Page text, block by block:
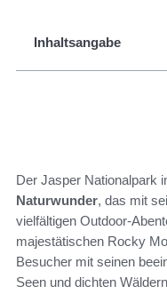
Inhaltsangabe
Der Jasper Nationalpark
Naturwunder, das mit
vielfältigen Outdoor-
majestätischen Rocky
Besucher mit seinen
Seen und dichten